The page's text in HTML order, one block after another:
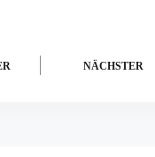
u
NÄCHSTER